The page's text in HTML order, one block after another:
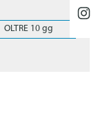
OLTRE 10 gg